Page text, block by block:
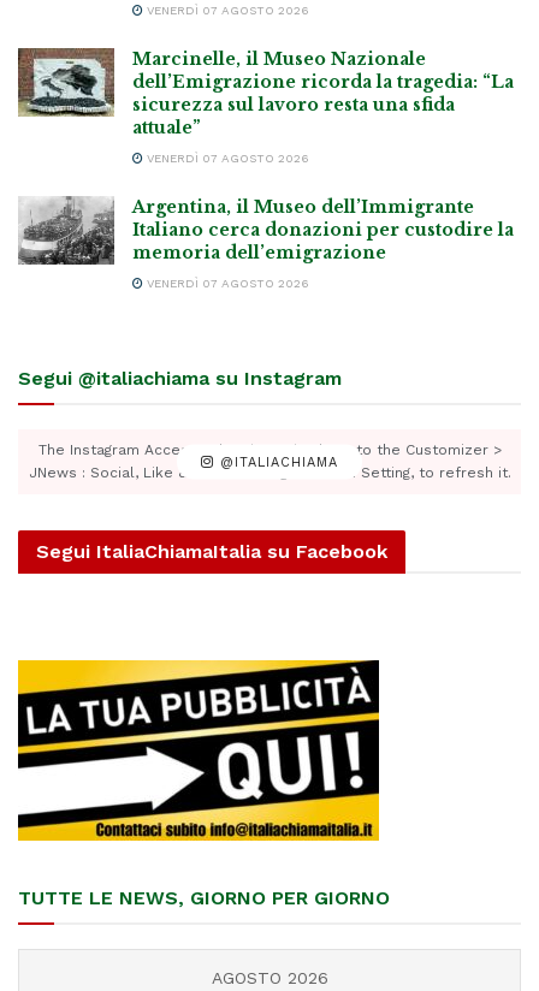
VENERDÌ 07 AGOSTO 2026
Marcinelle, il Museo Nazionale
dell’Emigrazione ricorda la tragedia: “La
sicurezza sul lavoro resta una sfida
attuale”
VENERDÌ 07 AGOSTO 2026
Argentina, il Museo dell’Immigrante
Italiano cerca donazioni per custodire la
memoria dell’emigrazione
VENERDÌ 07 AGOSTO 2026
Segui @italiachiama su Instagram
@ITALIACHIAMA
The Instagram Access Token is expired, Go to the Customizer >
JNews : Social, Like & View > Instagram Feed Setting, to refresh it.
Segui ItaliaChiamaItalia su Facebook
TUTTE LE NEWS, GIORNO PER GIORNO
AGOSTO 2026